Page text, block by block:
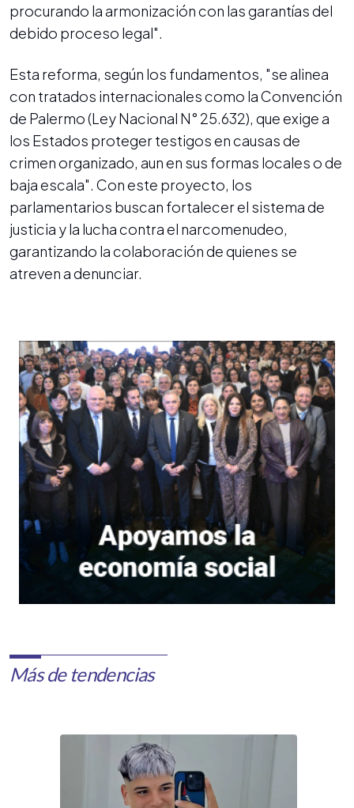
procurando la armonización con las garantías del
debido proceso legal".
Esta reforma, según los fundamentos, "se alinea
con tratados internacionales como la Convención
de Palermo (Ley Nacional N° 25.632), que exige a
los Estados proteger testigos en causas de
crimen organizado, aun en sus formas locales o de
baja escala". Con este proyecto, los
parlamentarios buscan fortalecer el sistema de
justicia y la lucha contra el narcomenudeo,
garantizando la colaboración de quienes se
atreven a denunciar.
Más de tendencias